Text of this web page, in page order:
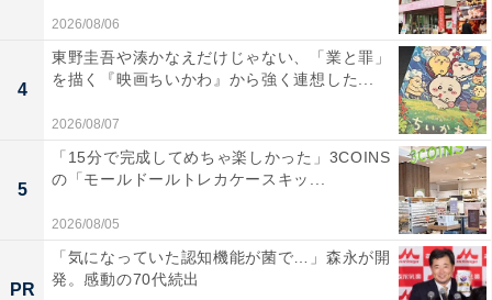
周囲の音が自然に聞こえるので仕事中やウォーキン
周囲の音を気にかけつつ極上のサウンドを楽しみたい人
や、耳への負担が少ないイヤホンを探している人には、
おすすめの商品といえそうです。
2026/08/06
4
東野圭吾や湊かなえだけじゃない、「業と罪」
を描く『映画ちいかわ』から強く連想した...
2026/08/07
5
「15分で完成してめちゃ楽しかった」3COINS
の「モールドールトレカケースキッ...
2026/08/05
PR
「気になっていた認知機能が菌で…」森永が開
発。感動の70代続出